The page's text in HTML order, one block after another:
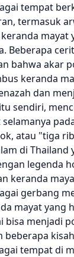
tempat
termasuk
mayat
Beberapa
bahwa akar
keranda
dan
sendiri,
atau "tiga
di Thailand
legenda
keranda
gerbang
mayat yang
bisa menjadi
beberapa
tempat di